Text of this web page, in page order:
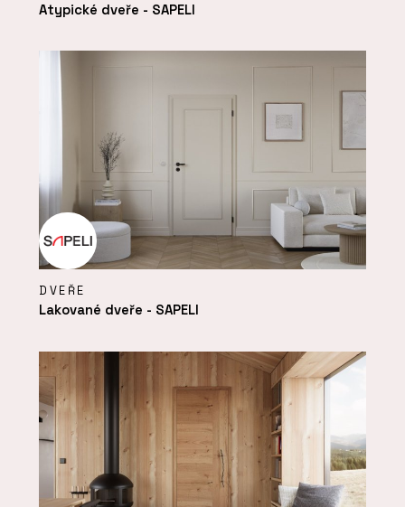
Atypické dveře - SAPELI
DVEŘE
Lakované dveře - SAPELI